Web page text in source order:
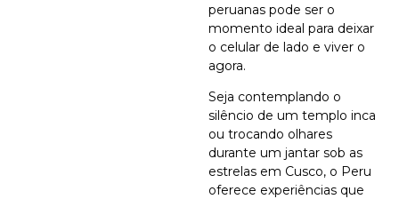
peruanas pode ser o
momento ideal para deixar
o celular de lado e viver o
agora.
Seja contemplando o
silêncio de um templo inca
ou trocando olhares
durante um jantar sob as
estrelas em Cusco, o Peru
oferece experiências que